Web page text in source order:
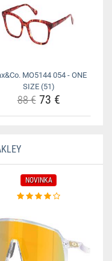
MO5144 054 - ONE
SIZE (51)
88 €73 €
NOVINKA